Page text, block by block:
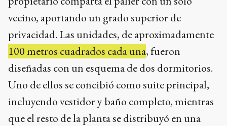
vecino, aportando un grado superior de
privacidad. Las unidades, de aproximadamente
100 metros cuadrados cada una, fueron
diseñadas con un esquema de dos dormitorios.
Uno de ellos se concibió como suite principal,
incluyendo vestidor y baño completo, mientras
que el resto de la planta se distribuyó en una